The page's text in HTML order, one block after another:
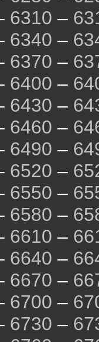
6310 –
6340 –
6370 –
6400 –
6430 –
6460 –
6490 –
6520 –
6550 –
6580 –
6610 –
6640 –
6670 –
6700 –
6730 –